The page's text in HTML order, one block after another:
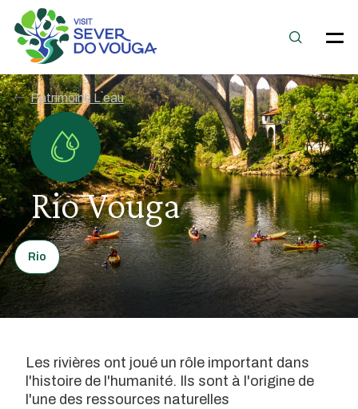
Patrimoine L`eau
Rio Vouga
Rio
Les rivières ont joué un rôle important dans
l'histoire de l'humanité. Ils sont à l'origine de
l'une des ressources naturelles